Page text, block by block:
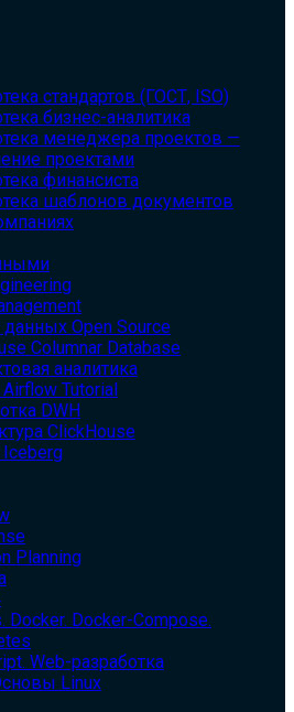
cтандартов (ГОСТ, ISO)
бизнес-аналитика
менеджера проектов —
проектами
финансиста
шаблонов документов
Open Source
Columnar Database
аналитика
Tutorial
DWH
ClickHouse
Iceberg
Planning
Docker. Docker-Compose.
Web-разработка
Linux